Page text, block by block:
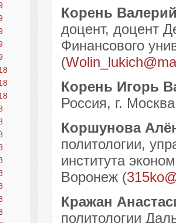
Корень
доцент, доцент
Финансового
(
Корень Игорь
Россия, г.
Коршунова
политологии,
института
Воронеж (
Кражан
политологии